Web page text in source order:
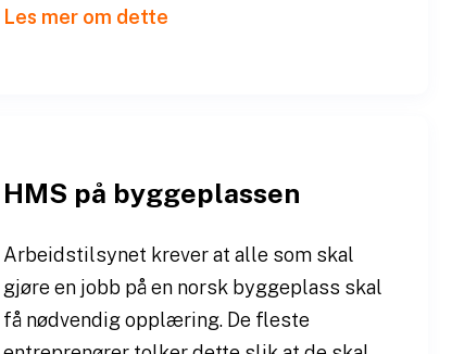
Les mer om dette
HMS på byggeplassen
Arbeidstilsynet krever at alle som skal
gjøre en jobb på en norsk byggeplass skal
få nødvendig opplæring. De fleste